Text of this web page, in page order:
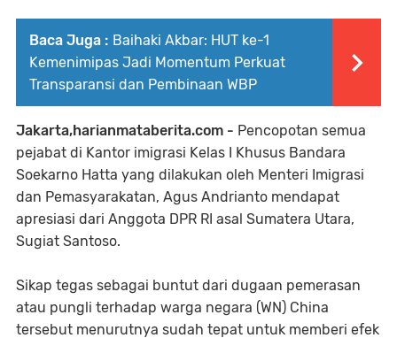
Baca Juga : Baihaki Akbar: HUT ke-1
Kemenimipas Jadi Momentum Perkuat
Transparansi dan Pembinaan WBP
Jakarta,harianmataberita.com - Pencopotan semua
pejabat di Kantor imigrasi Kelas I Khusus Bandara
Soekarno Hatta yang dilakukan oleh Menteri Imigrasi
dan Pemasyarakatan, Agus Andrianto mendapat
apresiasi dari Anggota DPR RI asal Sumatera Utara,
Sugiat Santoso.
Sikap tegas sebagai buntut dari dugaan pemerasan
atau pungli terhadap warga negara (WN) China
tersebut menurutnya sudah tepat untuk memberi efek